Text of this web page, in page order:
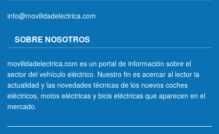
info@movilidadelectrica.com
SOBRE NOSOTROS
movilidadelectrica.com es un portal de información sobre el
sector del vehículo eléctrico. Nuestro fin es acercar al lector la
actualidad y las novedades técnicas de los nuevos coches
eléctricos, motos eléctricas y bicis eléctricas que aparecen en el
mercado.